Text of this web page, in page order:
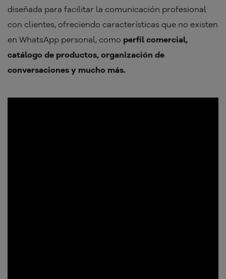
diseñada para facilitar la comunicación profesional
con clientes, ofreciendo características que no existen
en WhatsApp personal, como perfil comercial,
catálogo de productos, organización de
conversaciones y mucho más.